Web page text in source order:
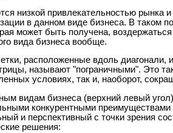
низкой привлекательностью рынка
в данном виде бизнеса. В таком
может быть получена,
вида бизнеса вообще.
расположенные вдоль диагонали,
называют "пограничными". Это
условиях, так и, наоборот,
видам бизнеса (верхний левый
конкурентными преимуществами
и перспективный с точки зрения
решения: